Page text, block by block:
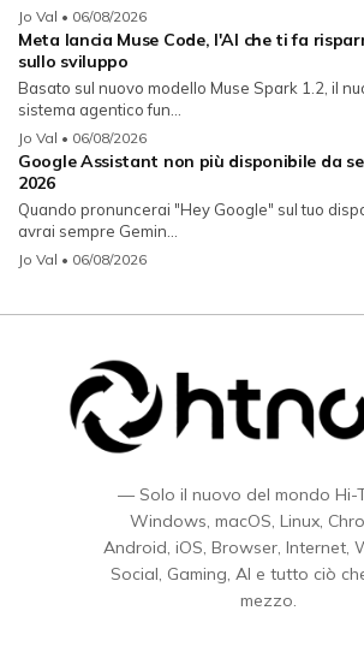
Jo Val • 06/08/2026
Meta lancia Muse Code, l'AI che ti fa
sullo sviluppo
Basato sul nuovo modello Muse Spark 1.2, il
sistema agentico fun...
Jo Val • 06/08/2026
Google Assistant non più disponibile da
2026
Quando pronuncerai "Hey Google" sul tuo
avrai sempre Gemin...
Jo Val • 06/08/2026
— Solo il nuovo del mondo Hi-
Windows, macOS, Linux,
Android, iOS, Browser, Internet,
Social, Gaming, AI e tutto ciò
mezzo.